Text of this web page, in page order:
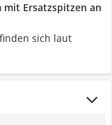
Ersatzspitzen an
sich laut